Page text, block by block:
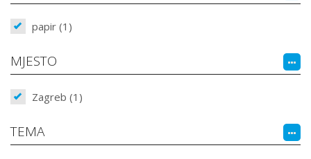
papir (1)
MJESTO
Zagreb (1)
TEMA